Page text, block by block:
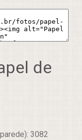
de
3082